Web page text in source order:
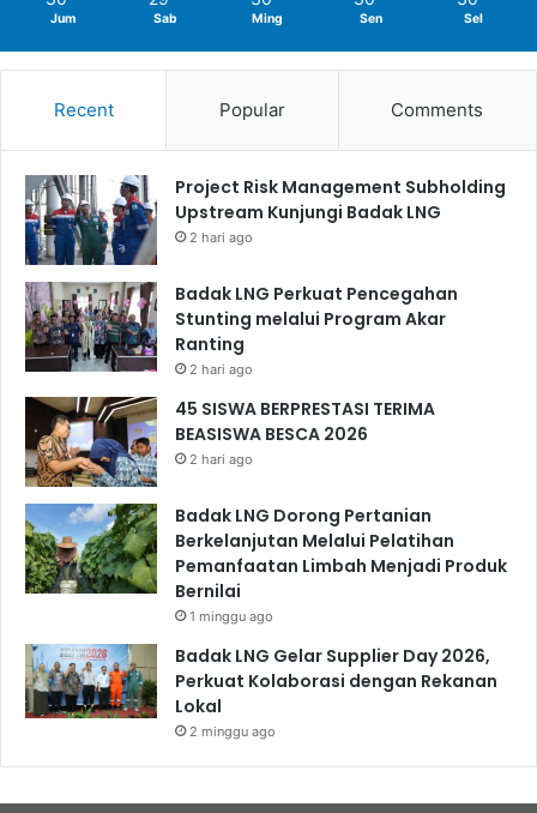
Jum Sab Ming Sen Sel
Recent Popular Comments
Project Risk Management Subholding
Upstream Kunjungi Badak LNG
2 hari ago
Badak LNG Perkuat Pencegahan
Stunting melalui Program Akar
Ranting
2 hari ago
45 SISWA BERPRESTASI TERIMA
BEASISWA BESCA 2026
2 hari ago
Badak LNG Dorong Pertanian
Berkelanjutan Melalui Pelatihan
Pemanfaatan Limbah Menjadi Produk
Bernilai
1 minggu ago
Badak LNG Gelar Supplier Day 2026,
Perkuat Kolaborasi dengan Rekanan
Lokal
2 minggu ago